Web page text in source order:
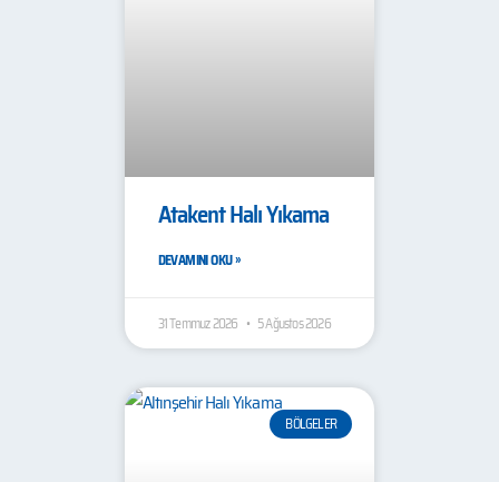
Atakent Halı Yıkama
DEVAMINI OKU »
31 Temmuz 2026 5 Ağustos 2026
BÖLGELER